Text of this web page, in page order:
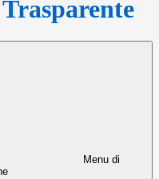
Menu di